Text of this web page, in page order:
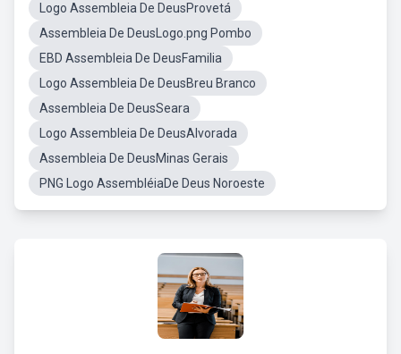
Logo Assembleia De DeusProvetá
Assembleia De DeusLogo.png Pombo
EBD Assembleia De DeusFamilia
Logo Assembleia De DeusBreu Branco
Assembleia De DeusSeara
Logo Assembleia De DeusAlvorada
Assembleia De DeusMinas Gerais
PNG Logo AssembléiaDe Deus Noroeste